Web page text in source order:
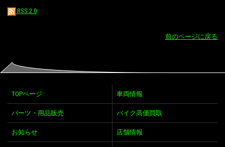
RSS 2.0
前のページに戻る
TOPページ 車両情報
パーツ・用品販売 バイク高価買取
お知らせ 店舗情報